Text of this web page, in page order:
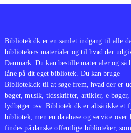
Bibliotek.dk er en samlet indgang til alle
bibliotekers materialer og til hvad der
Danmark. Du kan bestille materialer og så
låne på dit eget bibliotek. Du kan bruge
Bibliotek.dk til at søge frem, hvad der er
bøger, musik, tidsskrifter, artikler, e-bøger,
lydbøger osv. Bibliotek.dk er altså ikke et
bibliotek, men en database og service over
findes på danske offentlige biblioteker,